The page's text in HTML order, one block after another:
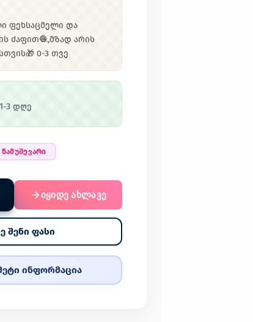
ფეხსაცმელი და
ძაფით🧶,მზად არის
0-3 თვე
1-3 დღე
იყიდე ახლავე
შენი ფასი
ინფორმაცია